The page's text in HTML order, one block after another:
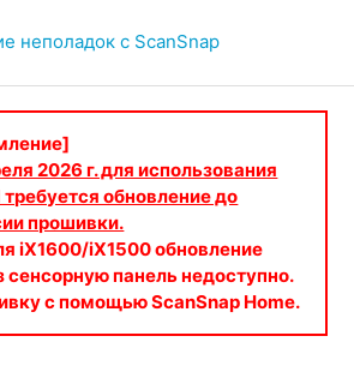
неполадок с ScanSnap
2026 г. для использования
обновление до
прошивки.
iX1600/iX1500 обновление
сенсорную панель недоступно.
с помощью ScanSnap Home.